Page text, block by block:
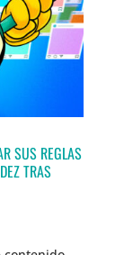
SUS REGLAS
TRAS